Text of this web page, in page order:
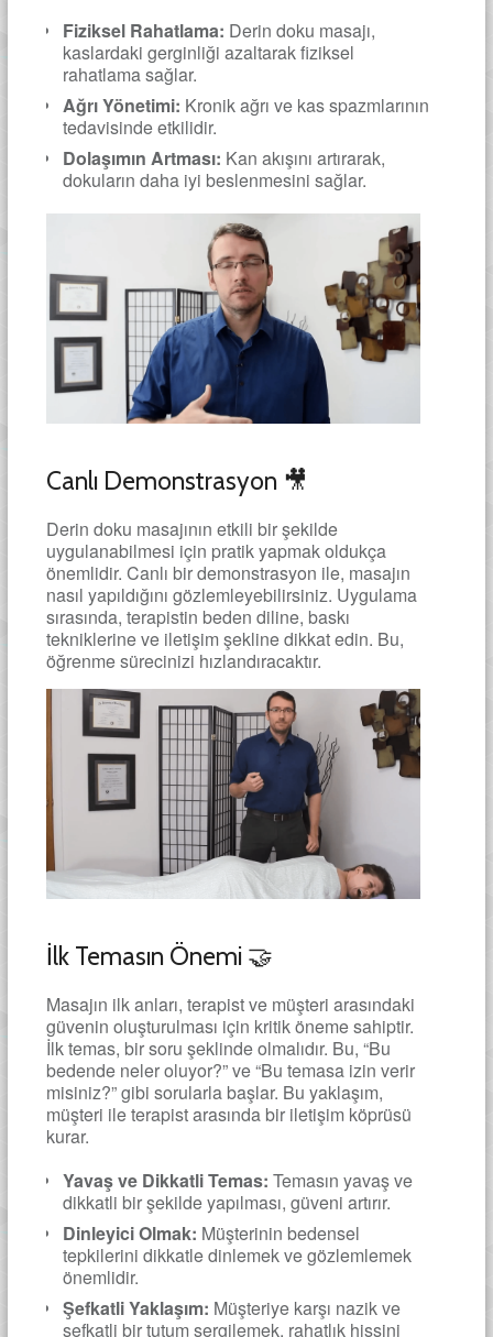
Fiziksel Rahatlama: Derin doku masajı,
kaslardaki gerginliği azaltarak fiziksel
rahatlama sağlar.
Ağrı Yönetimi: Kronik ağrı ve kas spazmlarının
tedavisinde etkilidir.
Dolaşımın Artması: Kan akışını artırarak,
dokuların daha iyi beslenmesini sağlar.
Canlı Demonstrasyon 🎥
Derin doku masajının etkili bir şekilde
uygulanabilmesi için pratik yapmak oldukça
önemlidir. Canlı bir demonstrasyon ile, masajın
nasıl yapıldığını gözlemleyebilirsiniz. Uygulama
sırasında, terapistin beden diline, baskı
tekniklerine ve iletişim şekline dikkat edin. Bu,
öğrenme sürecinizi hızlandıracaktır.
İlk Temasın Önemi 🤝
Masajın ilk anları, terapist ve müşteri arasındaki
güvenin oluşturulması için kritik öneme sahiptir.
İlk temas, bir soru şeklinde olmalıdır. Bu, “Bu
bedende neler oluyor?” ve “Bu temasa izin verir
misiniz?” gibi sorularla başlar. Bu yaklaşım,
müşteri ile terapist arasında bir iletişim köprüsü
kurar.
Yavaş ve Dikkatli Temas: Temasın yavaş ve
dikkatli bir şekilde yapılması, güveni artırır.
Dinleyici Olmak: Müşterinin bedensel
tepkilerini dikkatle dinlemek ve gözlemlemek
önemlidir.
Şefkatli Yaklaşım: Müşteriye karşı nazik ve
şefkatli bir tutum sergilemek, rahatlık hissini